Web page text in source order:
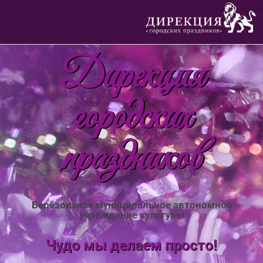
Дирекция
городских
праздников
Берёзовское муниципальное автономное
учреждение культуры
Чудо мы делаем просто!